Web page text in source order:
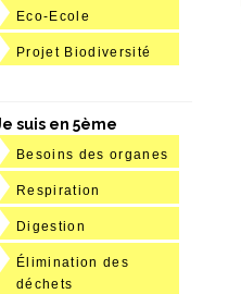
Eco-Ecole
Projet Biodiversité
suis en 5ème
Besoins des organes
Respiration
Digestion
Élimination des
déchets